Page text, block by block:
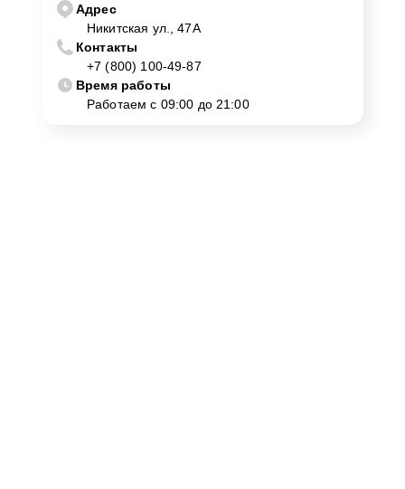
Адрес
Никитская ул., 47А
Контакты
+7 (800) 100-49-87
Время работы
Работаем с 09:00 до 21:00